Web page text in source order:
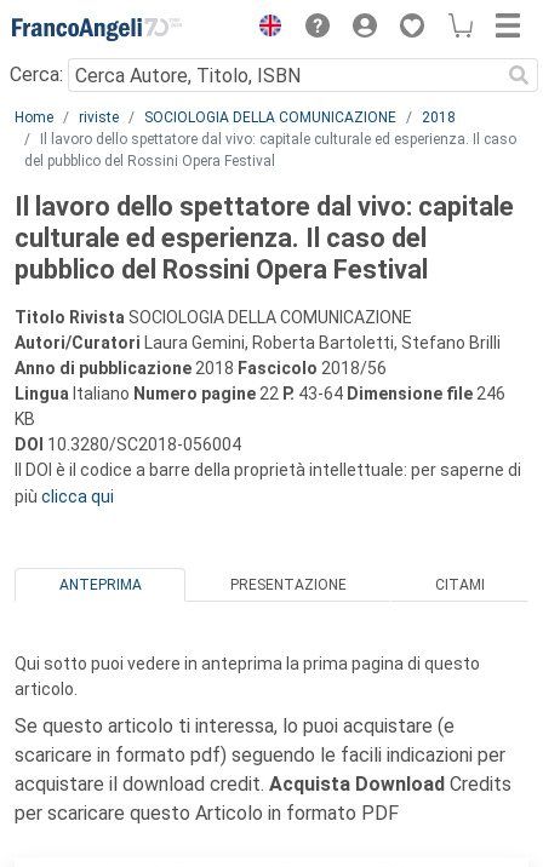
Menu
Cerca:
Main content
Home riviste SOCIOLOGIA DELLA COMUNICAZIONE
2018
Il lavoro dello spettatore dal vivo: capitale culturale ed esperienza. Il caso
del pubblico del Rossini Opera Festival
Il lavoro dello spettatore dal vivo: capitale
culturale ed esperienza. Il caso del
pubblico del Rossini Opera Festival
Titolo Rivista SOCIOLOGIA DELLA COMUNICAZIONE
Autori/Curatori Laura Gemini, Roberta Bartoletti, Stefano Brilli
Anno di pubblicazione 2018 Fascicolo 2018/56
Lingua Italiano Numero pagine 22 P. 43-64 Dimensione file 246
KB
DOI 10.3280/SC2018-056004
Il DOI è il codice a barre della proprietà intellettuale: per saperne di
più clicca qui
ANTEPRIMA PRESENTAZIONE CITAMI
Qui sotto puoi vedere in anteprima la prima pagina di questo
articolo.
Se questo articolo ti interessa, lo puoi acquistare (e
scaricare in formato pdf) seguendo le facili indicazioni per
acquistare il download credit. Acquista Download Credits
per scaricare questo Articolo in formato PDF